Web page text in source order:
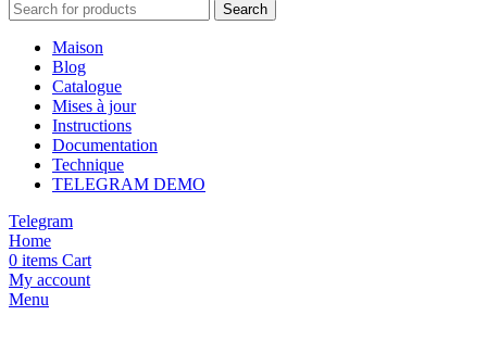
variations.
choisies
la
du
Search
Maison
Blog
Catalogue
Mises à jour
Instructions
Documentation
Technique
TELEGRAM DEMO
Telegram
Home
0 items Cart
My account
Menu